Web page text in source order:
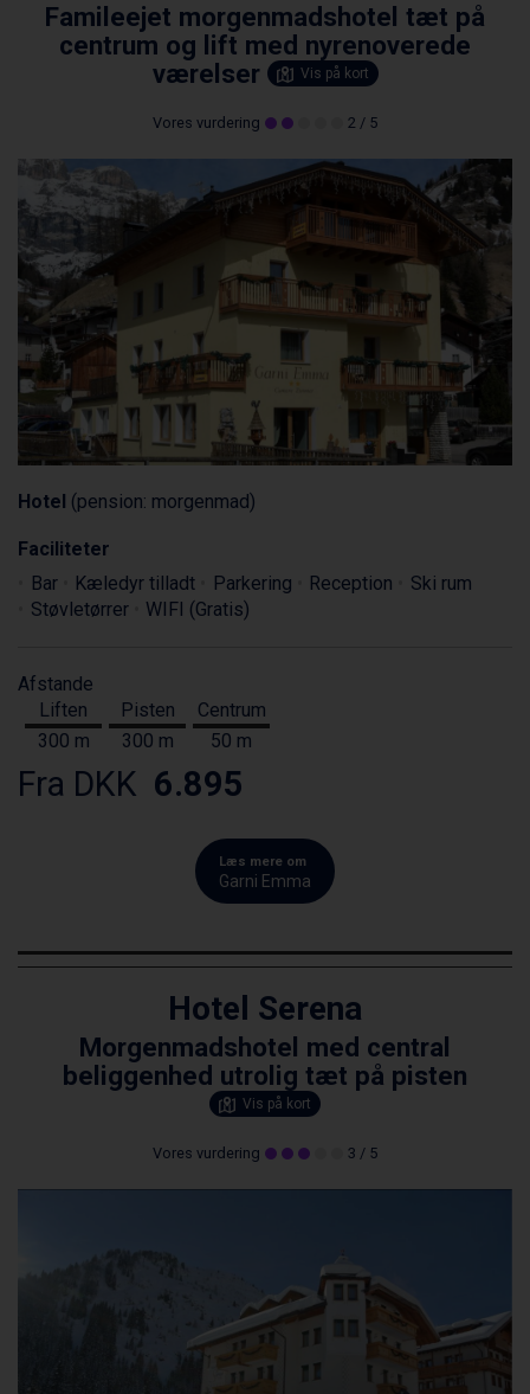
Famileejet morgenmadshotel tæt på
centrum og lift med nyrenoverede
værelser
Vis på kort
Vores vurdering 2 / 5
Hotel (pension: morgenmad)
Faciliteter
Bar
Kæledyr tilladt Parkering Reception
Ski rum
Støvletørrer
WIFI (Gratis)
Afstande
Liften
300 m
Pisten
300 m
Centrum
50 m
Fra DKK 6.895
Læs mere om
Garni Emma
Hotel Serena
Morgenmadshotel med central
beliggenhed utrolig tæt på pisten
Vis på kort
Vores vurdering 3 / 5